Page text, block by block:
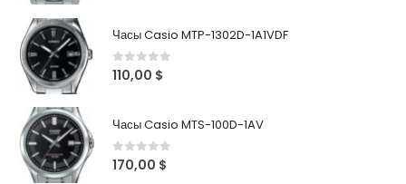
Часы Casio MTP-1302D-1A1VDF
0out of 5
110,00 $
Часы Casio MTS-100D-1AV
0out of 5
170,00 $